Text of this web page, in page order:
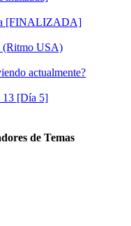
[FINALIZADA]
(Ritmo USA)
actualmente?
13 [Día 5]
de Temas